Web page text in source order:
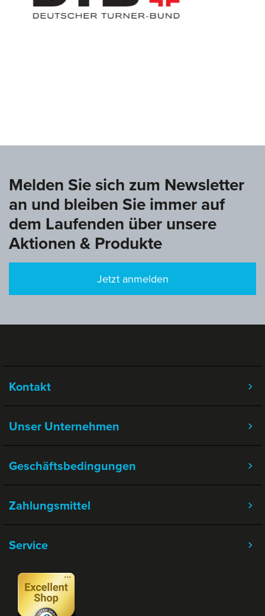
Melden Sie sich zum Newsletter
an und bleiben Sie immer auf
dem Laufenden über unsere
Aktionen & Produkte
Jetzt anmelden
Kontakt
Unser Unternehmen
Geschäftsbedingungen
Service
Zahlungsmittel